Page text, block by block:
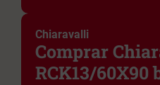
Chiaravalli
Comprar
RCK13/60X90